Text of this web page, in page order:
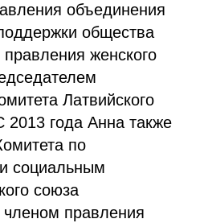
объединения
общества
женского
Латвийского
2013 года Анна также
по
социальным
союза
правления